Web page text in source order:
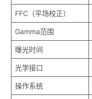
FFC（平场校正）
Gamma范围
曝光时间
光学接口
操作系统